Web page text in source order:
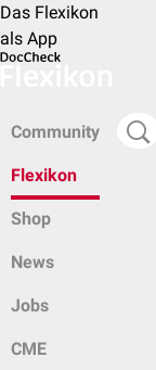
Das Flexikon
als App
Community
Flexikon
Shop
News
Jobs
CME